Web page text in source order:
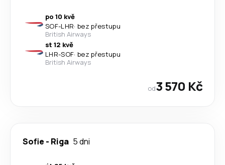
po 10 kvě
SOF-LHR· bez přestupu
British Airways
st 12 kvě
LHR-SOF· bez přestupu
British Airways
od3 570 Kč
Sofie - Riga 5 dni